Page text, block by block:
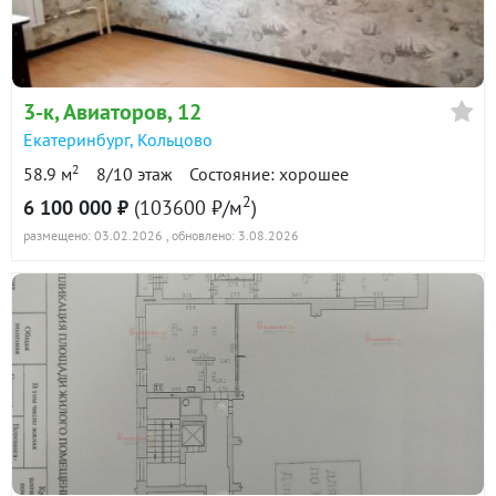
в продаже 102500 ₽/м²
Показать всю историю: 12 предложений →
3-к, Авиаторов, 12
Екатеринбург, Кольцово
58.9 м2 8/10 этаж Состояние: хорошее
6 100 000 ₽ (103600 ₽/м2)
размещено: 03.02.2026 , обновлено: 3.08.2026